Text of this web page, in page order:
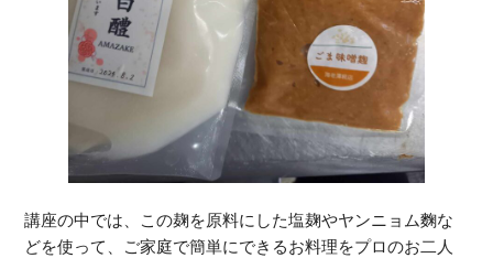
講座の中では、この麹を原料にした塩麹やヤンニョム麴な
どを使って、ご家庭で簡単にできるお料理をプロのお二人